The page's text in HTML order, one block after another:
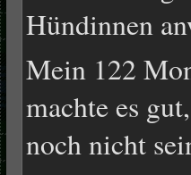
Hündinnen
Mein 122
machte es
noch nicht